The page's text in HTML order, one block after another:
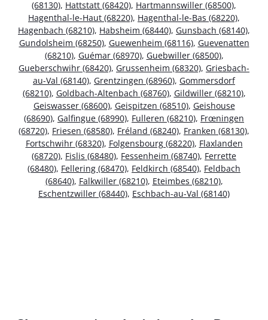
(68130), Hattstatt (68420), Hartmannswiller (68500),
Hagenthal-le-Haut (68220), Hagenthal-le-Bas (68220),
Hagenbach (68210), Habsheim (68440), Gunsbach (68140),
Gundolsheim (68250), Guewenheim (68116), Guevenatten
(68210), Guémar (68970), Guebwiller (68500),
Gueberschwihr (68420), Grussenheim (68320), Griesbach-
au-Val (68140), Grentzingen (68960), Gommersdorf
(68210), Goldbach-Altenbach (68760), Gildwiller (68210),
Geiswasser (68600), Geispitzen (68510), Geishouse
(68690), Galfingue (68990), Fulleren (68210), Frœningen
(68720), Friesen (68580), Fréland (68240), Franken (68130),
Fortschwihr (68320), Folgensbourg (68220), Flaxlanden
(68720), Fislis (68480), Fessenheim (68740), Ferrette
(68480), Fellering (68470), Feldkirch (68540), Feldbach
(68640), Falkwiller (68210), Eteimbes (68210),
Eschentzwiller (68440), Eschbach-au-Val (68140)